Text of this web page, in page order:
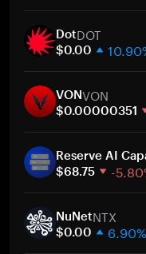
30 gün
Piyasa değeri
DotDOT
$0.00
30 gün
Piyasa değeri
VONVON
$0.00000351
30 gün
Piyasa değeri
Reserve AI
$68.75 -
30 gün
Piyasa değeri
NuNetNTX
$0.00 6.90%